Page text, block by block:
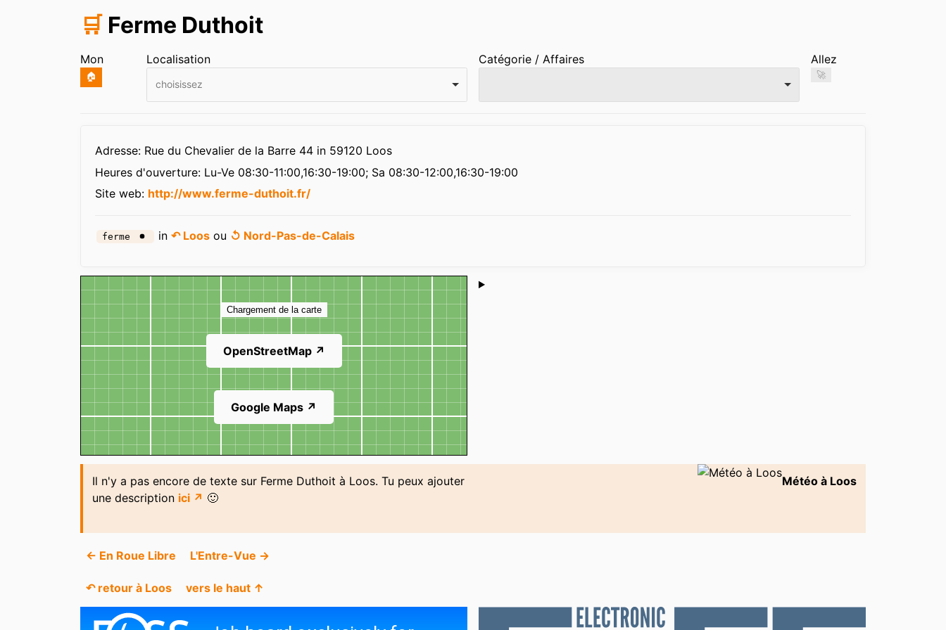
🛒 Ferme Duthoit
Mon
🏠
Localisation
choisissez
Catégorie / Affaires Allez
🚀
Adresse: Rue du Chevalier de la Barre 44 in 59120 Loos
Heures d'ouverture: Lu-Ve 08:30-11:00,16:30-19:00; Sa 08:30-12:00,16:30-19:00
Site web: http://www.ferme-duthoit.fr/
ferme in↶ Loos ou ↺ Nord-Pas-de-Calais
Carte
Chargement de la carte
OpenStreetMap ↗
Google Maps ↗
Shoutbox
Il n'y a pas encore de texte sur Ferme Duthoit à Loos. Tu peux ajouter
une description ici ↗ 🙂
Météo à Loos
← En Roue Libre L'Entre-Vue →
↶ retour à Loos vers le haut ↑